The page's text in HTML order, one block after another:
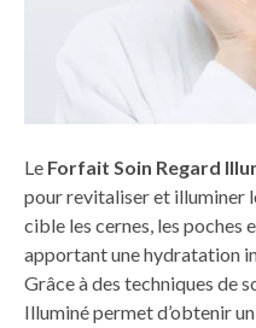
Le Forfait Soin Regard
pour revitaliser et illuminer
cible les cernes, les poches
apportant une hydratation
Grâce à des techniques de
Illuminé permet d’obtenir